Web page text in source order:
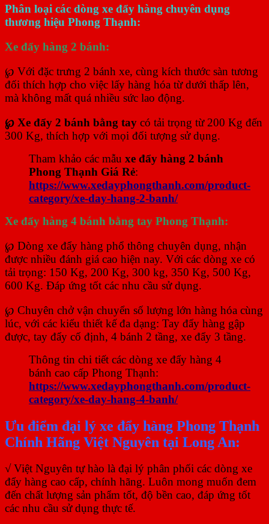
Phân loại các dòng xe đẩy hàng chuyên dụng
thương hiệu Phong Thạnh:
Xe đẩy hàng 2 bánh:
℘ Với đặc trưng 2 bánh xe, cùng kích thước sàn tương
đối thích hợp cho việc lấy hàng hóa từ dưới thấp lên,
mà không mất quá nhiều sức lao động.
℘ Xe đẩy 2 bánh bằng tay có tải trọng từ 200 Kg đến
300 Kg, thích hợp với mọi đối tượng sử dụng.
Tham khảo các mẫu xe đẩy hàng 2 bánh
Phong Thạnh Giá Rẻ:
https://www.xedayphongthanh.com/product-
category/xe-day-hang-2-banh/
Xe đẩy hàng 4 bánh bằng tay Phong Thạnh:
℘ Dòng xe đẩy hàng phổ thông chuyên dụng, nhận
được nhiều đánh giá cao hiện nay. Với các dòng xe có
tải trọng: 150 Kg, 200 Kg, 300 kg, 350 Kg, 500 Kg,
600 Kg. Đáp ứng tốt các nhu cầu sử dụng.
℘ Chuyên chở vận chuyển số lượng lớn hàng hóa cùng
lúc, với các kiểu thiết kế đa dạng: Tay đẩy hàng gập
được, tay đẩy cố định, 4 bánh 2 tầng, xe đẩy 3 tầng.
Thông tin chi tiết các dòng xe đẩy hàng 4
bánh cao cấp Phong Thạnh:
https://www.xedayphongthanh.com/product-
category/xe-day-hang-4-banh/
Ưu điểm đại lý xe đẩy hàng Phong Thạnh
Chính Hãng Việt Nguyên tại Long An:
√ Việt Nguyên tự hào là đại lý phân phối các dòng xe
đẩy hàng cao cấp, chính hãng. Luôn mong muốn đem
đến chất lượng sản phẩm tốt, độ bền cao, đáp ứng tốt
các nhu cầu sử dụng thực tế.